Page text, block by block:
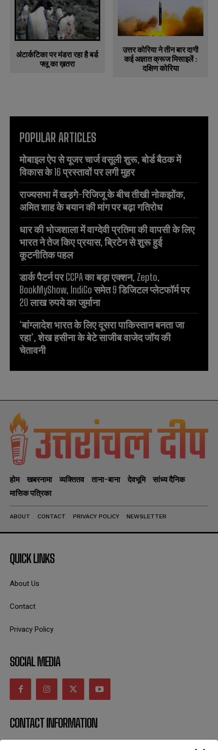
अंटार्कटिका पर मंडरा रहा है बर्ड
फ्लू का ख़तरा
उत्तर कोरिया ने तीन बार दागी
कई अज्ञात क्रूज मिसाइलें :
दक्षिण कोरिया
POPULAR ARTICLES
मोबाइल ऐप से यूजर चार्ज वसूली शुरू, बोर्ड बैठक में
विकास के 16 प्रस्तावों पर लगी मुहर
राज्यसभा में खड़गे-रिजिजू के बीच तीखी नोकझोंक,
अमित शाह के बयान की मांग पर बढ़ा गतिरोध
धार की भोजशाला में वाग्देवी प्रतिमा की वापसी के लिए
भारत ने तेज किए प्रयास, ब्रिटेन से शुरू हुई
कूटनीतिक पहल
डार्क पैटर्न पर CCPA का बड़ा एक्शन, Zepto,
BookMyShow, IndiGo समेत 9 डिजिटल प्लेटफॉर्म पर
20 लाख रुपये का जुर्माना
‘बांग्लादेश भारत के लिए दूसरा पाकिस्तान बनता जा
रहा’, शेख हसीना के बेटे साजीब वाजेद जॉय की
चेतावनी
होम खबरनामा व्यक्तितव ताना-बाना देवभूमि
सांध्य दैनिक
मासिक पत्रिका
ABOUT CONTACT PRIVACY POLICY NEWSLETTER
QUICK LINKS
About Us
Contact
Privacy Policy
SOCIAL MEDIA
CONTACT INFORMATION